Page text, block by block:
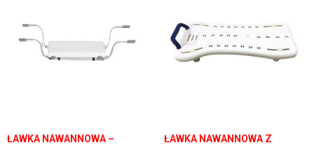
ŁAWKA NAWANNOWA –
ŁAWKA NAWANNOWA Z